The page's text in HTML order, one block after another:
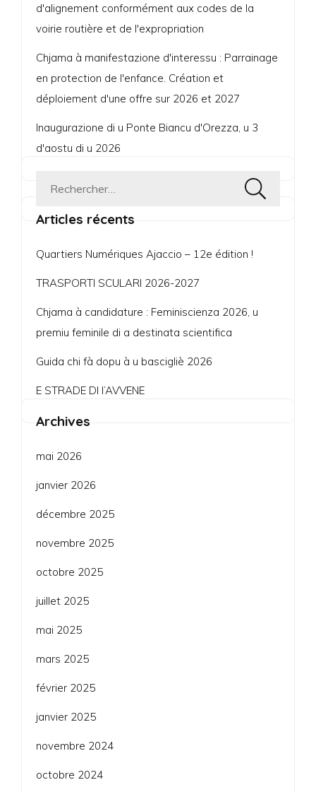
d'alignement conformément aux codes de la
voirie routière et de l'expropriation
Chjama à manifestazione d'interessu : Parrainage
en protection de l'enfance. Création et
déploiement d'une offre sur 2026 et 2027
Inaugurazione di u Ponte Biancu d'Orezza, u 3
d'aostu di u 2026
Rechercher :
Articles récents
Quartiers Numériques Ajaccio – 12e édition !
TRASPORTI SCULARI 2026-2027
Chjama à candidature : Feminiscienza 2026, u
premiu feminile di a destinata scientifica
Guida chi fà dopu à u bascigliè 2026
E STRADE DI l’AVVENE
Archives
mai 2026
janvier 2026
décembre 2025
novembre 2025
octobre 2025
juillet 2025
mai 2025
mars 2025
février 2025
janvier 2025
novembre 2024
octobre 2024